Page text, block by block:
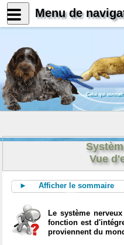
Celui qui connait
Vue
► Afficher le sommaire
Le système
fonction est
proviennent du
Menu de